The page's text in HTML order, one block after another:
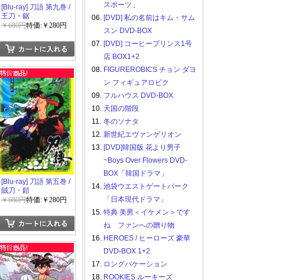
[Blu-ray] 刀語 第九巻 /
王刀・鋸
￥680円特価:￥280円
[Blu-ray] 刀語 第五巻 /
賊刀・鎧
￥680円特価:￥280円
スポーツ」
06. [DVD] 私の名前はキム・サム
スン DVD-BOX
07. [DVD] コーヒープリンス1号
店 BOX1+2
08. FIGUREROBICS チョン ダヨ
ン フィギュアロビク
09. フルハウス DVD-BOX
10. 天国の階段
11. 冬のソナタ
12. 新世紀エヴァンゲリオン
13. [DVD]韓国版 花より男子
~Boys Over Flowers DVD-
BOX「韓国ドラマ」
14. 池袋ウエストゲートパーク
「日本現代ドラマ」
15. 特典 美男＜イケメン＞です
ね ファンへの贈り物
16. HEROES / ヒーローズ 豪華
DVD-BOX 1+2
17. ロングバケーション
18. ROOKIES ルーキーズ